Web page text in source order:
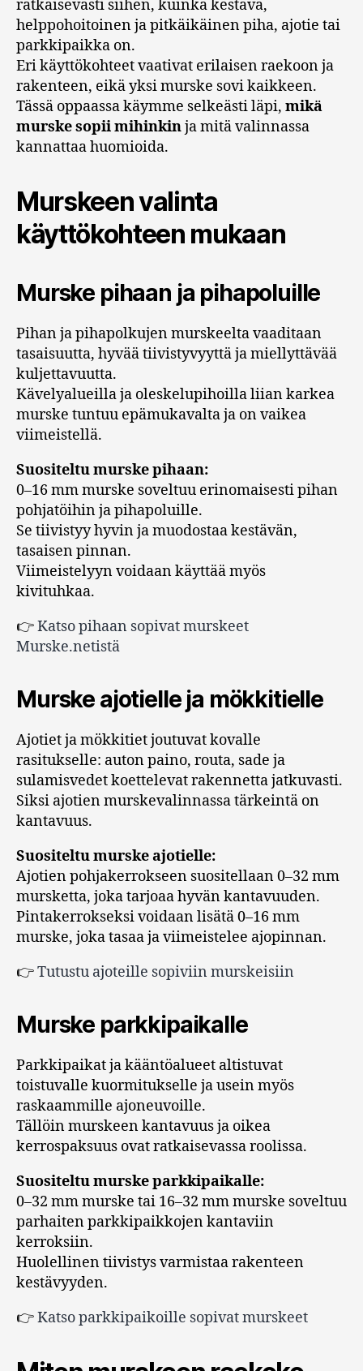
ratkaisevasti siihen, kuinka kestävä,
helppohoitoinen ja pitkäikäinen piha, ajotie tai
parkkipaikka on.
Eri käyttökohteet vaativat erilaisen raekoon ja
rakenteen, eikä yksi murske sovi kaikkeen.
Tässä oppaassa käymme selkeästi läpi, mikä
murske sopii mihinkinja mitä valinnassa
kannattaa huomioida.
Murskeen valinta
käyttökohteen mukaan
Murske pihaan ja pihapoluille
Pihan ja pihapolkujen murskeelta vaaditaan
tasaisuutta, hyvää tiivistyvyyttä ja miellyttävää
kuljettavuutta.
Kävelyalueilla ja oleskelupihoilla liian karkea
murske tuntuu epämukavalta ja on vaikea
viimeistellä.
Suositeltu murske pihaan:
0–16 mm murske soveltuu erinomaisesti pihan
pohjatöihin ja pihapoluille.
Se tiivistyy hyvin ja muodostaa kestävän,
tasaisen pinnan.
Viimeistelyyn voidaan käyttää myös
kivituhkaa.
👉Katso pihaan sopivat murskeet
Murske.netistä
Murske ajotielle ja mökkitielle
Ajotiet ja mökkitiet joutuvat kovalle
rasitukselle: auton paino, routa, sade ja
sulamisvedet koettelevat rakennetta jatkuvasti.
Siksi ajotien murskevalinnassa tärkeintä on
kantavuus.
Suositeltu murske ajotielle:
Ajotien pohjakerrokseen suositellaan 0–32 mm
mursketta, joka tarjoaa hyvän kantavuuden.
Pintakerrokseksi voidaan lisätä 0–16 mm
murske, joka tasaa ja viimeistelee ajopinnan.
👉Tutustu ajoteille sopiviin murskeisiin
Murske parkkipaikalle
Parkkipaikat ja kääntöalueet altistuvat
toistuvalle kuormitukselle ja usein myös
raskaammille ajoneuvoille.
Tällöin murskeen kantavuus ja oikea
kerrospaksuus ovat ratkaisevassa roolissa.
Suositeltu murske parkkipaikalle:
0–32 mm murske tai 16–32 mm murske soveltuu
parhaiten parkkipaikkojen kantaviin
kerroksiin.
Huolellinen tiivistys varmistaa rakenteen
kestävyyden.
👉Katso parkkipaikoille sopivat murskeet